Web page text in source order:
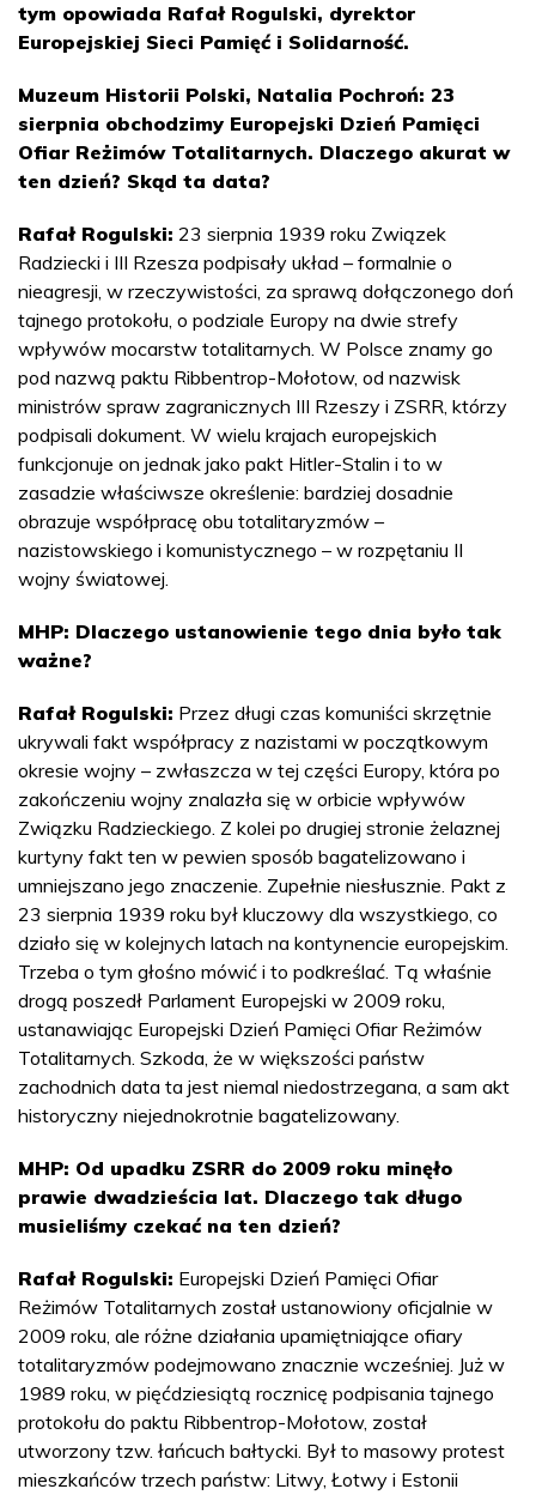
tym opowiada Rafał Rogulski, dyrektor
Europejskiej Sieci Pamięć i Solidarność.
Muzeum Historii Polski, Natalia Pochroń: 23
sierpnia obchodzimy Europejski Dzień Pamięci
Ofiar Reżimów Totalitarnych. Dlaczego akurat w
ten dzień? Skąd ta data?
Rafał Rogulski: 23 sierpnia 1939 roku Związek
Radziecki i III Rzesza podpisały układ – formalnie o
nieagresji, w rzeczywistości, za sprawą dołączonego doń
tajnego protokołu, o podziale Europy na dwie strefy
wpływów mocarstw totalitarnych. W Polsce znamy go
pod nazwą paktu Ribbentrop-Mołotow, od nazwisk
ministrów spraw zagranicznych III Rzeszy i ZSRR, którzy
podpisali dokument. W wielu krajach europejskich
funkcjonuje on jednak jako pakt Hitler-Stalin i to w
zasadzie właściwsze określenie: bardziej dosadnie
obrazuje współpracę obu totalitaryzmów –
nazistowskiego i komunistycznego – w rozpętaniu II
wojny światowej.
MHP: Dlaczego ustanowienie tego dnia było tak
ważne?
Rafał Rogulski: Przez długi czas komuniści skrzętnie
ukrywali fakt współpracy z nazistami w początkowym
okresie wojny – zwłaszcza w tej części Europy, która po
zakończeniu wojny znalazła się w orbicie wpływów
Związku Radzieckiego. Z kolei po drugiej stronie żelaznej
kurtyny fakt ten w pewien sposób bagatelizowano i
umniejszano jego znaczenie. Zupełnie niesłusznie. Pakt z
23 sierpnia 1939 roku był kluczowy dla wszystkiego, co
działo się w kolejnych latach na kontynencie europejskim.
Trzeba o tym głośno mówić i to podkreślać. Tą właśnie
drogą poszedł Parlament Europejski w 2009 roku,
ustanawiając Europejski Dzień Pamięci Ofiar Reżimów
Totalitarnych. Szkoda, że w większości państw
zachodnich data ta jest niemal niedostrzegana, a sam akt
historyczny niejednokrotnie bagatelizowany.
MHP: Od upadku ZSRR do 2009 roku minęło
prawie dwadzieścia lat. Dlaczego tak długo
musieliśmy czekać na ten dzień?
Rafał Rogulski: Europejski Dzień Pamięci Ofiar
Reżimów Totalitarnych został ustanowiony oficjalnie w
2009 roku, ale różne działania upamiętniające ofiary
totalitaryzmów podejmowano znacznie wcześniej. Już w
1989 roku, w pięćdziesiątą rocznicę podpisania tajnego
protokołu do paktu Ribbentrop-Mołotow, został
utworzony tzw. łańcuch bałtycki. Był to masowy protest
mieszkańców trzech państw: Litwy, Łotwy i Estonii